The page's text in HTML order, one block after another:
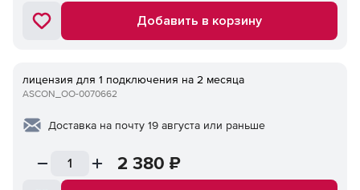
Добавить в корзину
лицензия для 1 подключения на 2 месяца
ASCON_ОО-0070662
Доставка на почту 19 августа или раньше
2 380 ₽